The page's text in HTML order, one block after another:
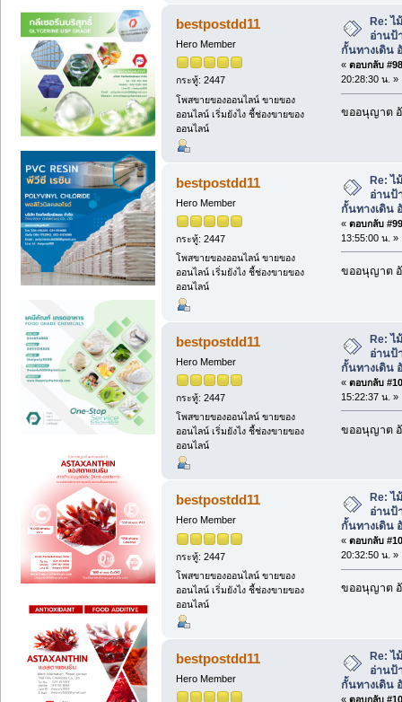
bestpostdd11
Hero Member
กระทู้: 2447
โพสขายของออนไลน์ ขายของ
ออนไลน์ เริ่มยังไง ชี้ช่องขายของ
ออนไลน์
Re: ไ
อ่านป้
กั้นทางเดิน
« ตอบกลับ
20:28:30 น. »
ขออนุญาต
bestpostdd11
Hero Member
กระทู้: 2447
โพสขายของออนไลน์ ขายของ
ออนไลน์ เริ่มยังไง ชี้ช่องขายของ
ออนไลน์
Re: ไ
อ่านป้
กั้นทางเดิน
« ตอบกลับ
13:55:00 น. »
ขออนุญาต
bestpostdd11
Hero Member
กระทู้: 2447
โพสขายของออนไลน์ ขายของ
ออนไลน์ เริ่มยังไง ชี้ช่องขายของ
ออนไลน์
Re: ไ
อ่านป้
กั้นทางเดิน
« ตอบกลับ
15:22:37 น. »
ขออนุญาต
bestpostdd11
Hero Member
กระทู้: 2447
โพสขายของออนไลน์ ขายของ
ออนไลน์ เริ่มยังไง ชี้ช่องขายของ
ออนไลน์
Re: ไ
อ่านป้
กั้นทางเดิน
« ตอบกลับ
20:32:50 น. »
ขออนุญาต
bestpostdd11
Hero Member
Re: ไ
อ่านป้
กั้นทางเดิน
« ตอบกลับ